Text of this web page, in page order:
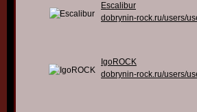
Escalibur
dobrynin-rock.ru/users/
IgoROCK
dobrynin-rock.ru/users/